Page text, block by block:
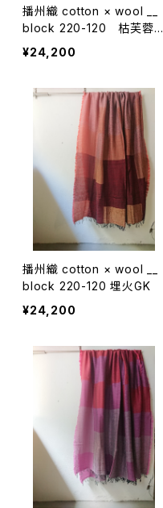
播州織 cotton × wool __
block 220-120 枯芙蓉G
K
¥24,200
播州織 cotton × wool __
block 220-120 埋火GK
¥24,200